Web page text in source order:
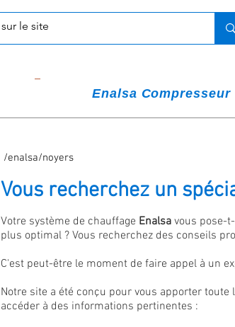
Enalsa Compresseur
/enalsa/noyers
Vous recherchez un
Votre système de chauffage Enalsa vous pose-
plus optimal ? Vous recherchez des conseils
C'est peut-être le moment de faire appel à un
Notre site a été conçu pour vous apporter
accéder à des informations pertinentes :